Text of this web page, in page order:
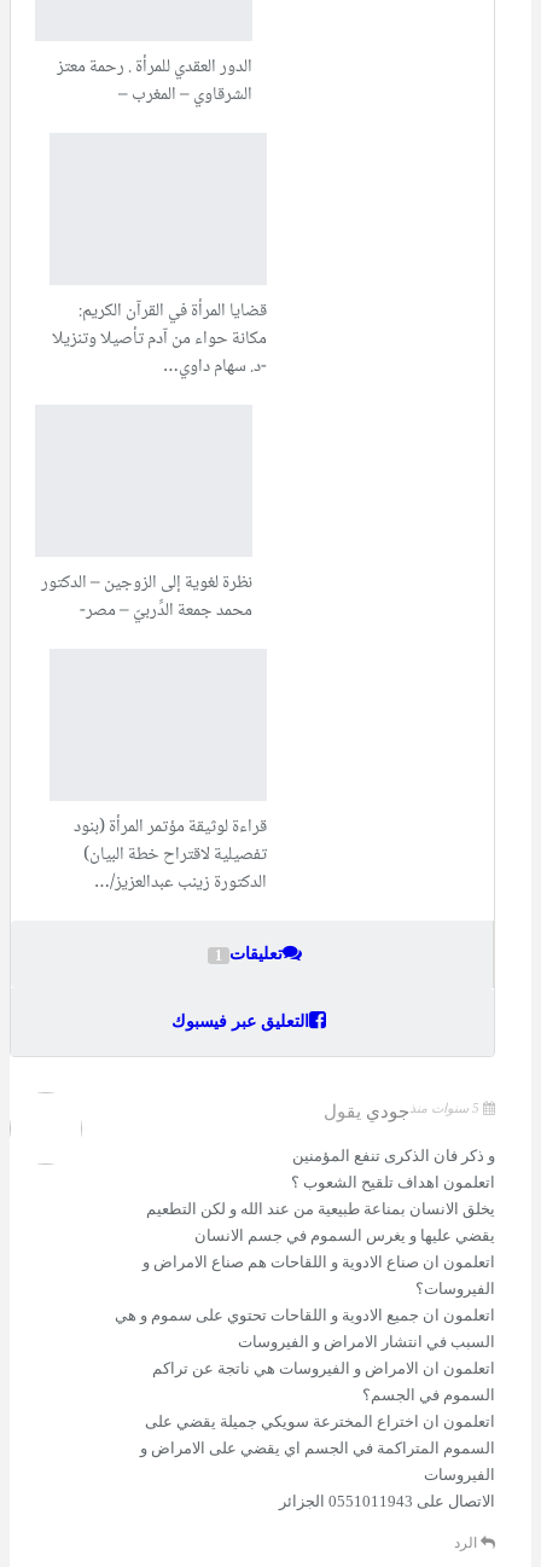
الدور العقدي للمرأة . رحمة معتز
الشرقاوي – المغرب –
قضايا المرأة في القرآن الكريم:
مكانة حواء من آدم تأصيلا وتنزيلا
-د. سهام داوي…
نظرة لغوية إلى الزوجين – الدكتور
محمد جمعة الدِّربيّ – مصر-
قراءة لوثيقة مؤتمر المرأة (بنود
تفصيلية لاقتراح خطة البيان)
الدكتورة زينب عبدالعزيز/…
تعليقات 1
التعليق عبر فيسبوك
جودي يقول
و ذكر فان الذكرى تنفع المؤمنين
اتعلمون اهداف تلقيح الشعوب ؟
يخلق الانسان بمناعة طبيعية من عند الله و لكن التطعيم
يقضي عليها و يغرس السموم في جسم الانسان
اتعلمون ان صناع الادوية و اللقاحات هم صناع الامراض و
الفيروسات؟
اتعلمون ان جميع الادوية و اللقاحات تحتوي على سموم و هي
السبب في انتشار الامراض و الفيروسات
اتعلمون ان الامراض و الفيروسات هي ناتجة عن تراكم
السموم في الجسم؟
اتعلمون ان اختراع المخترعة سويكي جميلة يقضي على
السموم المتراكمة في الجسم اي يقضي على الامراض و
الفيروسات
الاتصال على 0551011943 الجزائر
الرد